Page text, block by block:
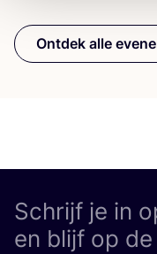
Ontdek alle
Schrijf je in
en blijf op